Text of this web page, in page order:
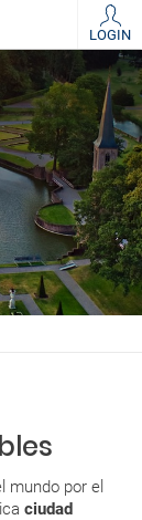
LOGIN
mundo por el
ciudad